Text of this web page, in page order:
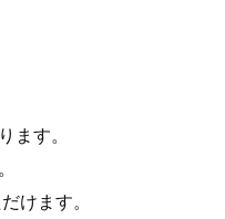
ます。
けます。